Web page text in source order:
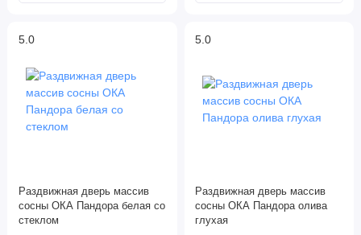
5.0
Раздвижная дверь массив
сосны ОКА Пандора белая со
стеклом
5.0
Раздвижная дверь массив
сосны ОКА Пандора олива
глухая